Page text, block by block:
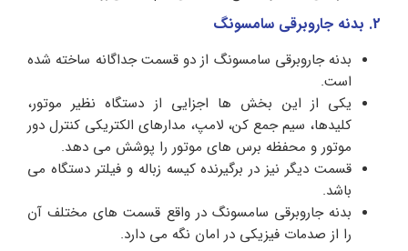
2. بدنه جاروبرقی سامسونگ
بدنه جاروبرقی سامسونگ از دو قسمت جداگانه ساخته شده
است.
یکی از این بخش ها اجزایی از دستگاه نظیر موتور،
کلیدها، سیم جمع کن، لامپ، مدارهای الکتریکی کنترل دور
موتور و محفظه برس های موتور را پوشش می دهد.
قسمت دیگر نیز در برگیرنده کیسه زباله و فیلتر دستگاه می
باشد.
بدنه جاروبرقی سامسونگ در واقع قسمت های مختلف آن
را از صدمات فیزیکی در امان نگه می دارد.